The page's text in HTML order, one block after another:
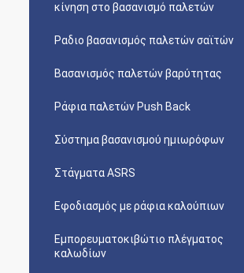
κίνηση στο βασανισμό παλετών
Ραδιο βασανισμός παλετών σαϊτών
Βασανισμός παλετών βαρύτητας
Ράφια παλετών Push Back
Σύστημα βασανισμού ημιωρόφων
Στάγματα ASRS
Εφοδιασμός με ράφια καλούπιων
Εμπορευματοκιβώτιο πλέγματος
καλωδίων